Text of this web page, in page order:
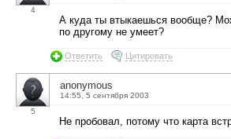
4
А куда ты втыкаешься вообще?
по другому не умеет?
Ответить Цитировать
5
anonymous
14:55, 5 сентября 2003
Не пробовал, потому что карта